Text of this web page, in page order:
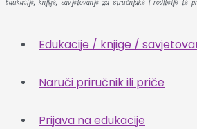
Edukacije / knjige /
Naruči priručnik ili priče
Prijava na edukacije